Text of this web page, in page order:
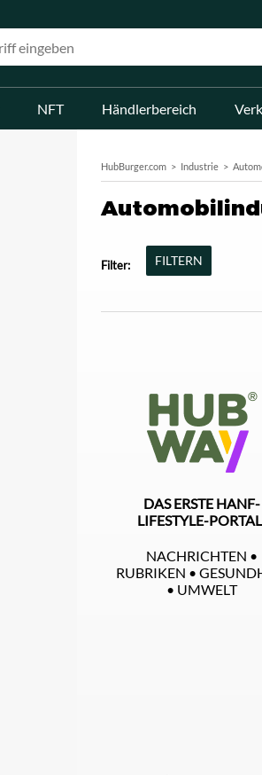
NFT Händlerbereich
HubBurger.com Industrie
Filter: FILTERN
DAS ERSTE HANF-
LIFESTYLE-
NACHRICHTEN •
RUBRIKEN •
• UMWELT